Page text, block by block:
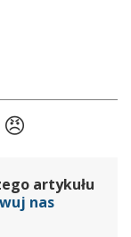
artykułu
nas